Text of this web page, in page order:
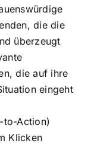
die die
überzeugt
die auf ihre
eingeht
to-Action)
Klicken